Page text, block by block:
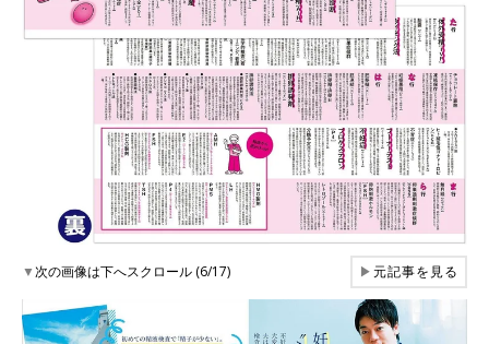
▼次の画像は下へスクロール (6/17) ▶元記事を見る